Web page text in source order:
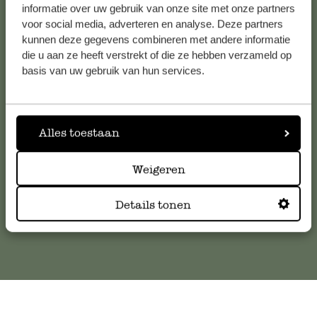
informatie over uw gebruik van onze site met onze partners
voor social media, adverteren en analyse. Deze partners
kunnen deze gegevens combineren met andere informatie
die u aan ze heeft verstrekt of die ze hebben verzameld op
basis van uw gebruik van hun services.
Alles toestaan
Weigeren
Details tonen
Klantenservice
klantenservice. Of bekijk hier het antwoord op de
meestgestelde vragen
Online Klantenservice